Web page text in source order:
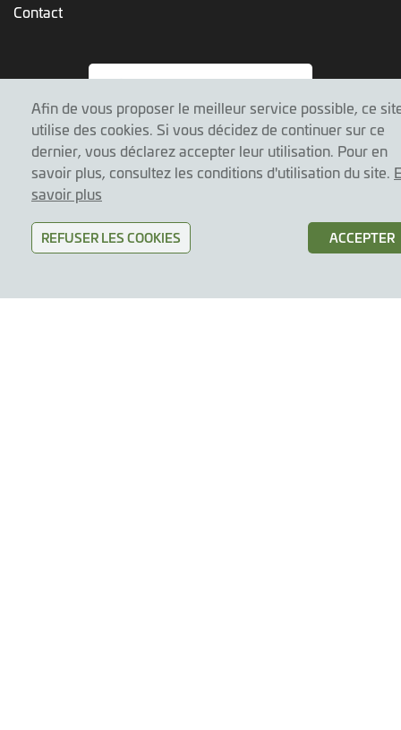
Contact
Afin de vous proposer le meilleur service possible, ce
utilise des cookies. Si vous décidez de continuer sur ce
dernier, vous déclarez accepter leur utilisation. Pour en
savoir plus, consultez les conditions d'utilisation du site.
savoir plus
ACCEPTER
REFUSER LES COOKIES